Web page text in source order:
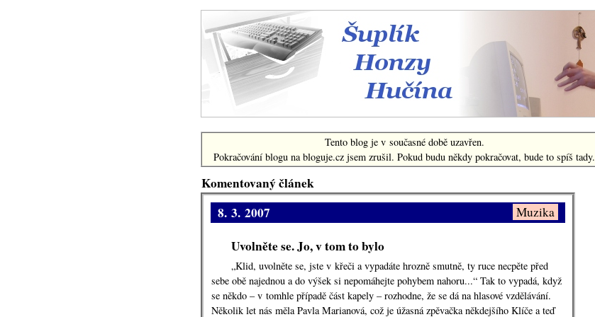
Šuplík Honzy Hučína
Tento blog je v současné době uzavřen.
Pokračování blogu na bloguje.cz jsem zrušil. Pokud budu někdy pokračovat, bude to spíš tady.
Komentovaný článek
Muzika
8. 3. 2007
Uvolněte se. Jo, v tom to bylo
„Klid, uvolněte se, jste v křeči a vypadáte hrozně smutně, ty ruce necpěte před
sebe obě najednou a do výšek si nepomáhejte pohybem nahoru...“ Tak to vypadá, když
se někdo – v tomhle případě část kapely – rozhodne, že se dá na hlasové vzdělávání.
Několik let nás měla Pavla Marianová, což je úžasná zpěvačka někdejšího Klíče a teď